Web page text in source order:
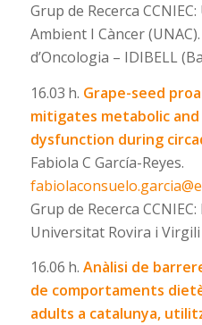
Grup de Recerca
Ambient I Càncer
d’Oncologia – IDIBELL
16.03 h. Grape-seed
mitigates metabolic
dysfunction during
Fabiola C García-Reyes.
Grup de Recerca
Universitat Rovira i
16.06 h. Anàlisi de
de comportaments
adults a catalunya,